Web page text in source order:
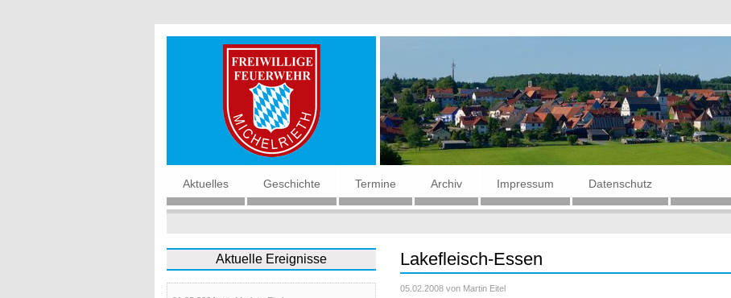
Navigation
überspringen
Aktuelles Geschichte Termine Archiv Impressum Datenschutz
Lakefleisch-Essen
05.02.2008 von Martin Eitel
Aktuelle Ereignisse